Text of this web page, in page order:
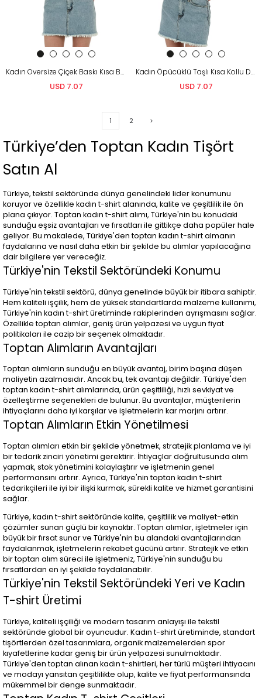
Kadın Oversize Çiçek Baskı Kısa Beyaz Crop Tişört
USD 7.07
Kadın Öpücüklü Taşlı Kısa Kollu Dar Beyaz Tişört
USD 7.07
1 2 >
Türkiye’den Toptan Kadın Tişört
Satın Al
Türkiye, tekstil sektöründe dünya genelindeki lider konumunu
koruyor ve özellikle kadın t-shirt alanında, kalite ve çeşitlilik ile ön
plana çıkıyor. Toptan kadın t-shirt alımı, Türkiye'nin bu konudaki
sunduğu eşsiz avantajları ve fırsatları ile gittikçe daha popüler hale
geliyor. Bu makalede, Türkiye'den toptan kadın t-shirt almanın
faydalarına ve nasıl daha etkin bir şekilde bu alımlar yapılacağına
dair bilgilere yer vereceğiz.
Türkiye'nin Tekstil Sektöründeki Konumu
Türkiye'nin tekstil sektörü, dünya genelinde büyük bir itibara sahiptir.
Hem kaliteli işçilik, hem de yüksek standartlarda malzeme kullanımı,
Türkiye'nin kadın t-shirt üretiminde rakiplerinden ayrışmasını sağlar.
Özellikle toptan alımlar, geniş ürün yelpazesi ve uygun fiyat
politikaları ile cazip bir seçenek olmaktadır.
Toptan Alımların Avantajları
Toptan alımların sunduğu en büyük avantaj, birim başına düşen
maliyetin azalmasıdır. Ancak bu, tek avantajı değildir. Türkiye'den
toptan kadın t-shirt alımlarında, ürün çeşitliliği, hızlı sevkiyat ve
özelleştirme seçenekleri de bulunur. Bu avantajlar, müşterilerin
ihtiyaçlarını daha iyi karşılar ve işletmelerin kar marjını artırır.
Toptan Alımların Etkin Yönetilmesi
Toptan alımları etkin bir şekilde yönetmek, stratejik planlama ve iyi
bir tedarik zinciri yönetimi gerektirir. İhtiyaçlar doğrultusunda alım
yapmak, stok yönetimini kolaylaştırır ve işletmenin genel
performansını artırır. Ayrıca, Türkiye'nin toptan kadın t-shirt
tedarikçileri ile iyi bir ilişki kurmak, sürekli kalite ve hizmet garantisini
sağlar.
Türkiye, kadın t-shirt sektöründe kalite, çeşitlilik ve maliyet-etkin
çözümler sunan güçlü bir kaynaktır. Toptan alımlar, işletmeler için
büyük bir fırsat sunar ve Türkiye'nin bu alandaki avantajlarından
faydalanmak, işletmelerin rekabet gücünü artırır. Stratejik ve etkin
bir toptan alım süreci ile işletmeniz, Türkiye'nin sunduğu bu
fırsatlardan en iyi şekilde faydalanabilir.
Türkiye'nin Tekstil Sektöründeki Yeri ve Kadın
T-shirt Üretimi
Türkiye, kaliteli işçiliği ve modern tasarım anlayışı ile tekstil
sektöründe global bir oyuncudur. Kadın t-shirt üretiminde, standart
tişörtlerden özel tasarımlara, organik malzemelerden spor
kıyafetlerine kadar geniş bir ürün yelpazesi sunulmaktadır.
Türkiye'den toptan alınan kadın t-shirtleri, her türlü müşteri ihtiyacını
ve modayı yansıtan çeşitlilikte olup, kalite ve fiyat performansında
mükemmel bir denge sunmaktadır.